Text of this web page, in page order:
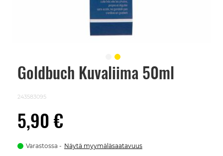
Goldbuch Kuvaliima 50ml
243583095
5,90 €
Varastossa Näytä myymäläsaatavuus
Skip
images
gallery